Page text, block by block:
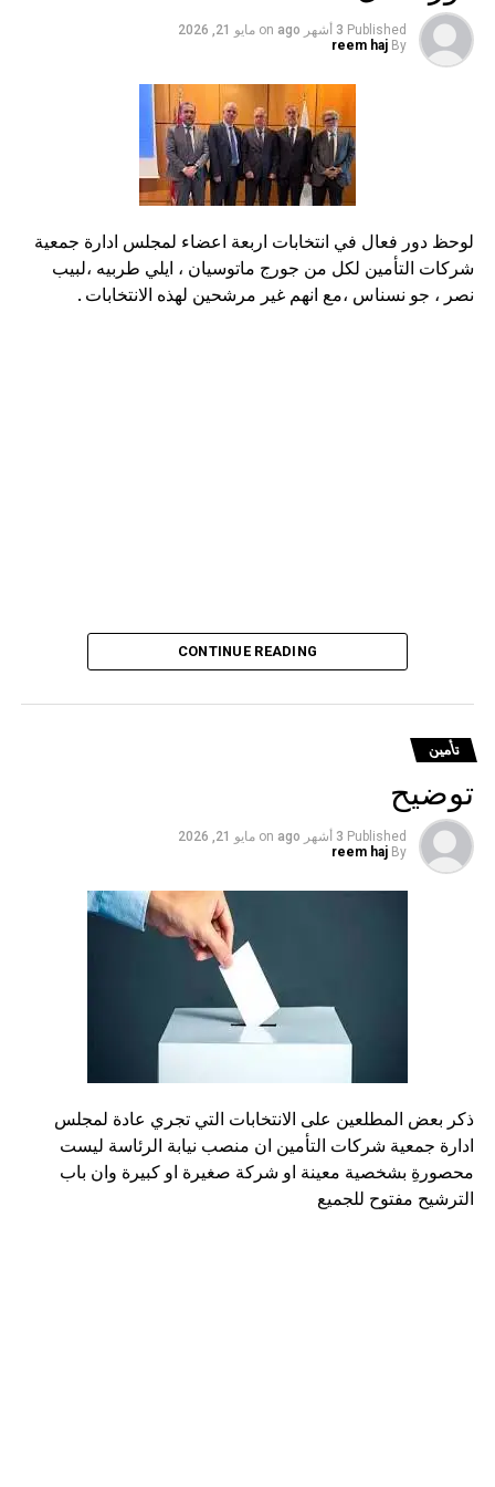
DON'T MISS
نقيب وسطاء التأمين طلال الانسي :نؤيد اعدة تقييم الكفالة
المصرفية ونعتبرها خطوة اساسية لتنظيم قطاع الوساطة
Published 3 أشهر ago on مايو 21, 2026
By
reem haj
لوحظ دور فعال في انتخابات اربعة اعضاء لمجلس ادارة جمعية
شركات التأمين لكل من جورج ماتوسيان ، ايلي طربيه ،لبيب
نصر ، جو نسناس ،مع انهم غير مرشحين لهذه الانتخابات .
CONTINUE READING
تأمين
توضيح
Published 3 أشهر ago on مايو 21, 2026
By
reem haj
ذكر بعض المطلعين على الانتخابات التي تجري عادة لمجلس
ادارة جمعية شركات التأمين ان منصب نيابة الرئاسة ليست
محصورةِ بشخصية معينة او شركة صغيرة او كبيرة وان باب
الترشيح مفتوح للجميع